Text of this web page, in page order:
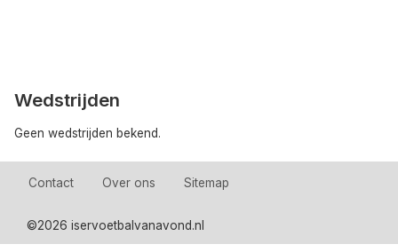
Wedstrijden
Geen wedstrijden bekend.
Contact Over ons Sitemap
©2026 iservoetbalvanavond.nl